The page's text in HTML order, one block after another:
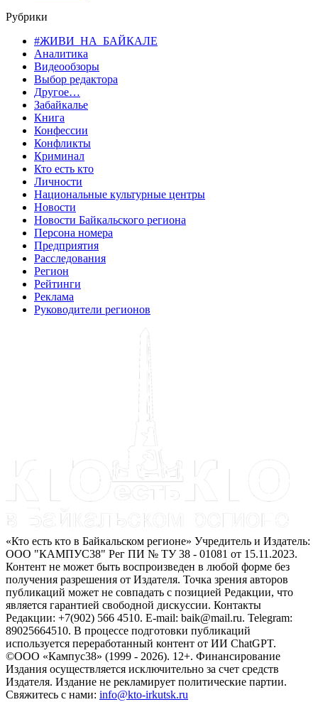
Рубрики
#ЖИВИ_НА_БАЙКАЛЕ
Аналитика
Видеообзоры
Выбор редактора
Другое…
Забайкалье
Книга
Конфессии
Конфликты
Криминал
Кто есть кто
Личности
Национальные культурные центры
Новости
Новости Байкальского региона
Персона номера
Предприятия
Расследования
Регион
Рейтинги
Реклама
Руководители регионов
«Кто есть кто в Байкальском регионе» Учредитель и Издатель:
ООО "КАМПУС38" Рег ПИ № ТУ 38 - 01081 от 15.11.2023.
Контент не может быть воспроизведен в любой форме без
получения разрешения от Издателя. Точка зрения авторов
публикаций может не совпадать с позицией Редакции, что
является гарантией свободной дискуссии. Контакты
Редакции: +7(902) 566 4510. E-mail: baik@mail.ru. Telegram:
89025664510. В процессе подготовки публикаций
используется переработанный контент от ИИ ChatGPT.
©ООО «Кампус38» (1999 - 2026). 12+. Финансирование
Издания осуществляется исключительно за счет средств
Издателя. Издание не рекламирует политические партии.
Свяжитесь с нами: info@kto-irkutsk.ru